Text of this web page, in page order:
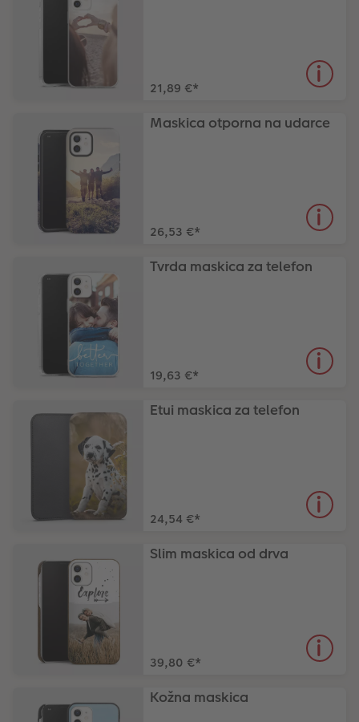
21,89 €*
Tvrda maskica za telefon
19,63 €*
Maskica otporna na udarce
26,53 €*
Etui maskica za telefon
24,54 €*
Kožna maskica
Slim maskica od drva
39,80 €*